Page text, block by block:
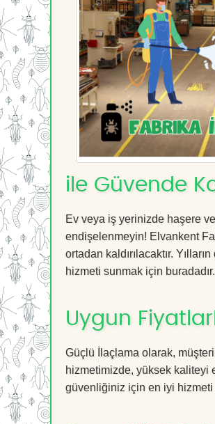
ile Güvende
Ev veya iş yerinizde haşere
endişelenmeyin! Elvankent
ortadan kaldırılacaktır.
hizmeti sunmak için buradadır.
Uygun
Güçlü İlaçlama olarak,
hizmetimizde, yüksek kaliteyi
güvenliğiniz için en iyi hizmeti